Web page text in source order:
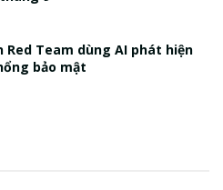
Red Team dùng AI phát hiện
bảo mật